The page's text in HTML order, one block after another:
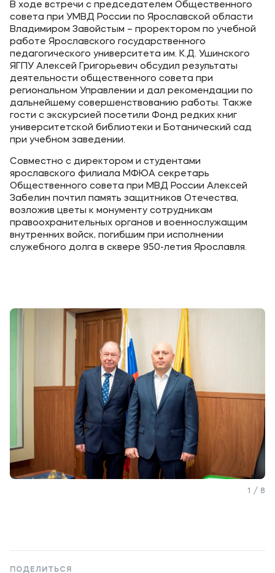
Приемная комиссия
+7 (495) 221-10-01
+7 (800) 200-80-66
Полезное
Об образовательной организации
Банковские реквизиты
Мы в соцсетях
В ходе встречи с председателем Общественного
совета при УМВД России по Ярославской области
Владимиром Завойстым – проректором по учебной
работе Ярославского государственного
педагогического университета им. К.Д. Ушинского
ЯГПУ Алексей Григорьевич обсудил результаты
деятельности общественного совета при
региональном Управлении и дал рекомендации по
дальнейшему совершенствованию работы. Также
гости с экскурсией посетили Фонд редких книг
университетской библиотеки и Ботанический сад
при учебном заведении.
Совместно с директором и студентами
ярославского филиала МФЮА секретарь
Общественного совета при МВД России Алексей
Забелин почтил память защитников Отечества,
возложив цветы к монументу сотрудникам
правоохранительных органов и военнослужащим
внутренних войск, погибшим при исполнении
служебного долга в сквере 950-летия Ярославля.
1 / 8
ПОДЕЛИТЬСЯ